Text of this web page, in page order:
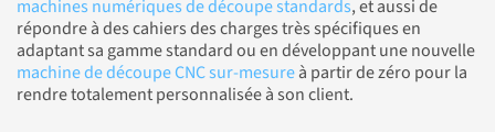
machines numériques de découpe standards, et aussi de
répondre à des cahiers des charges très spécifiques en
adaptant sa gamme standard ou en développant une nouvelle
machine de découpe CNC sur-mesureà partir de zéro pour la
rendre totalement personnalisée à son client.